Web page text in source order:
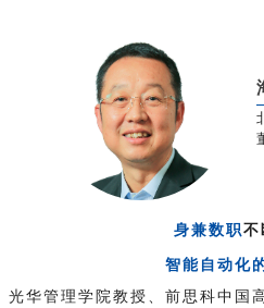
身兼数职不
智能自动化
光华管理学院教授、前思科中国